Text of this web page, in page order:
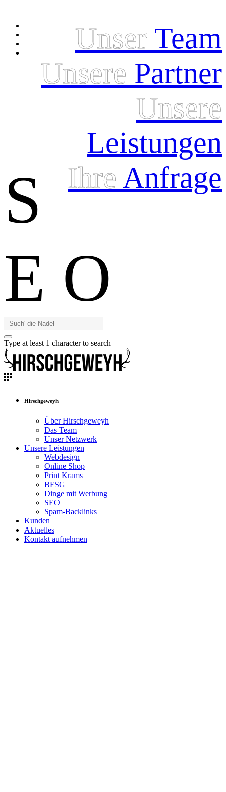
Unser Team
Unsere Partner
Unsere
Leistungen
Ihre Anfrage
S
E O
Type at least 1 character to search
Hirschgeweyh
Über Hirschgeweyh
Das Team
Unser Netzwerk
Unsere Leistungen
Webdesign
Online Shop
Print Krams
BFSG
Dinge mit Werbung
SEO
Spam-Backlinks
Kunden
Aktuelles
Kontakt aufnehmen